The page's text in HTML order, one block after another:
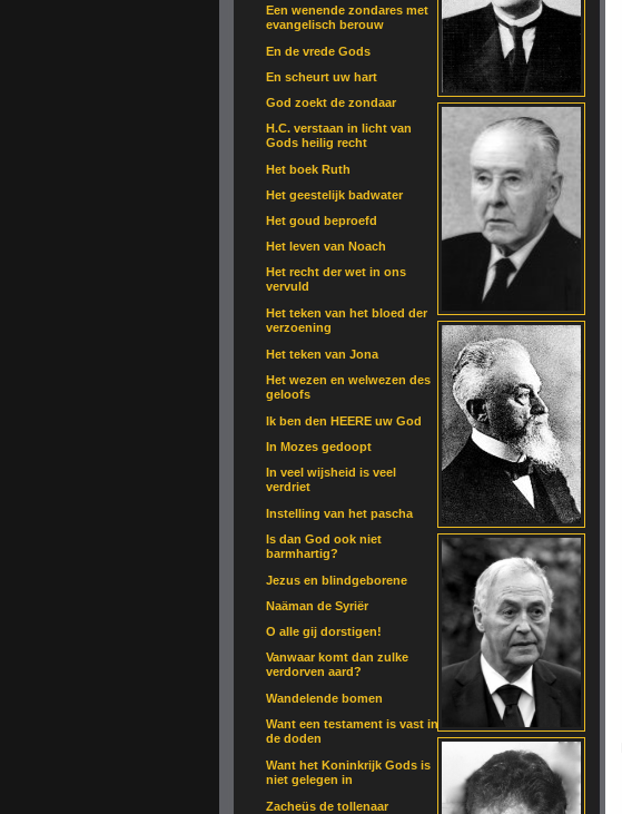
Een wenende zondares met
evangelisch berouw
En de vrede Gods
En scheurt uw hart
God zoekt de zondaar
H.C. verstaan in licht van
Gods heilig recht
Het boek Ruth
Het geestelijk badwater
Het goud beproefd
Het leven van Noach
Het recht der wet in ons
vervuld
Het teken van het bloed der
verzoening
Het teken van Jona
Het wezen en welwezen des
geloofs
Ik ben den HEERE uw God
In Mozes gedoopt
In veel wijsheid is veel
verdriet
Instelling van het pascha
Is dan God ook niet
barmhartig?
Jezus en blindgeborene
Naäman de Syriër
O alle gij dorstigen!
Vanwaar komt dan zulke
verdorven aard?
Wandelende bomen
Want een testament is vast in
de doden
Want het Koninkrijk Gods is
niet gelegen in
Zacheüs de tollenaar